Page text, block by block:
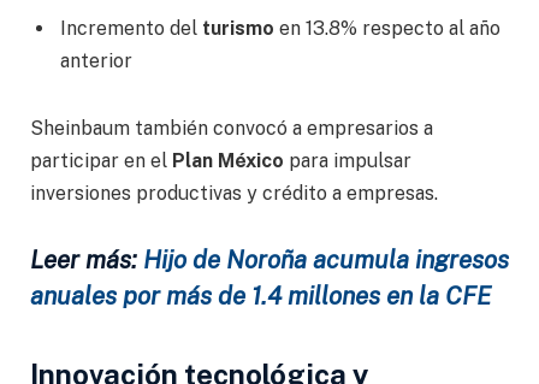
Incremento del turismo en 13.8% respecto al año
anterior
Sheinbaum también convocó a empresarios a
participar en el Plan México para impulsar
inversiones productivas y crédito a empresas.
Leer más: Hijo de Noroña acumula ingresos
anuales por más de 1.4 millones en la CFE
Innovación tecnológica y